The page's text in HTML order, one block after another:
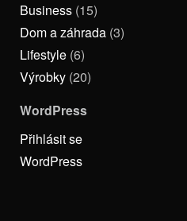
Business (15)
Dom a záhrada (3)
Lifestyle (6)
Výrobky (20)
WordPress
Přihlásit se
WordPress